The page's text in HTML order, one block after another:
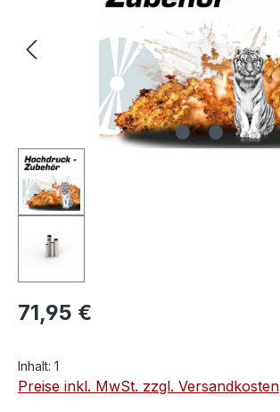
71,95 €
Inhalt: 1
Preise inkl. MwSt. zzgl. Versandkosten